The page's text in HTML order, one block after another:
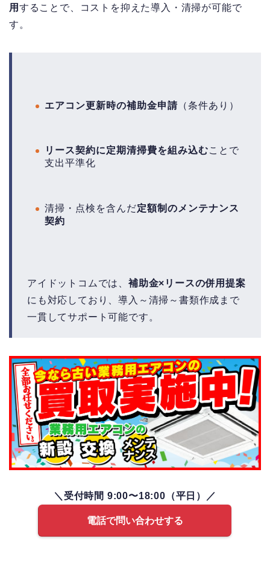
用 することで、コストを抑えた導入・清掃が可能で
す。
エアコン更新時の補助金申請 （条件あり）
リース契約に定期清掃費を組み込むことで
支出平準化
清掃・点検を含んだ定額制のメンテナンス
契約
アイドットコムでは、 補助金×リースの併用提案
にも対応しており、導入～清掃～書類作成まで
一貫してサポート可能です。
＼受付時間 9:00〜18:00（平日）／
電話で問い合わせする